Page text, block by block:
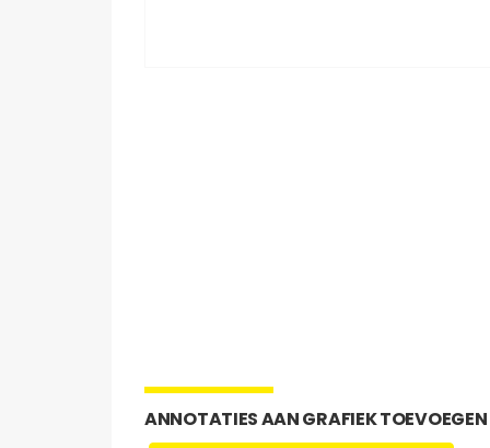
ANNOTATIES AAN GRAFIEK TOEVOEGEN